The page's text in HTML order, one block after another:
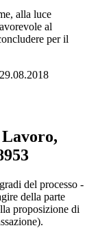
alla luce
al
per il
Lavoro,
del processo -
della parte
proposizione di